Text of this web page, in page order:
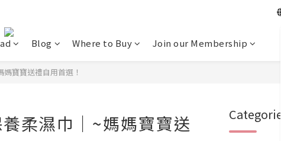
Blog Where to Buy Join our Membership
寶寶送禮自用首選！
柔濕巾｜~媽媽寶寶送
Categories